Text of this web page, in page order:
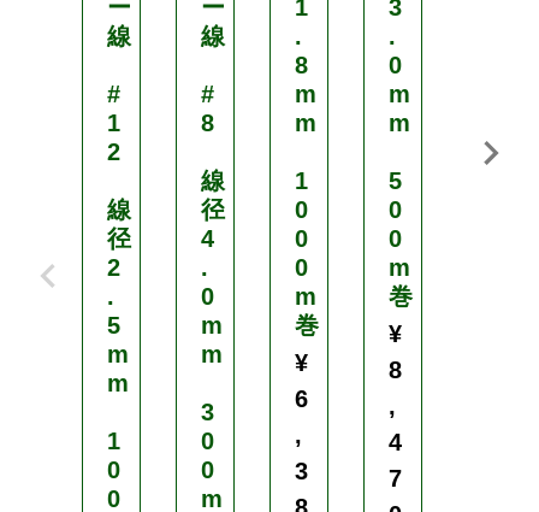
ー
線
#
1
2
線
径
2
.
5
m
m
1
0
0
ー
線
#
8
線
径
4
.
0
m
m
3
0
0
m
1
.
8
m
m
1
0
0
0
m
巻
¥
6
,
3
3
.
0
m
m
5
0
0
m
巻
¥
8
,
4
7
3